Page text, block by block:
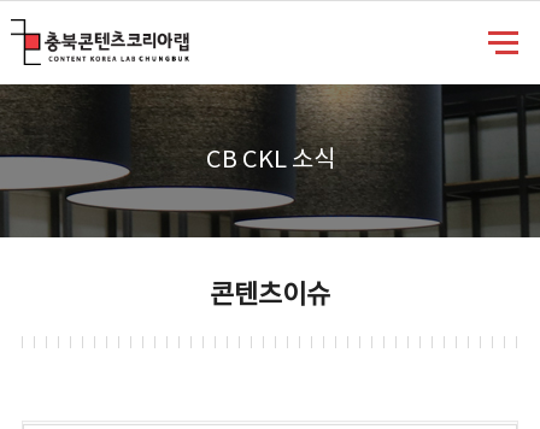
CB CKL 소식
콘텐츠이슈